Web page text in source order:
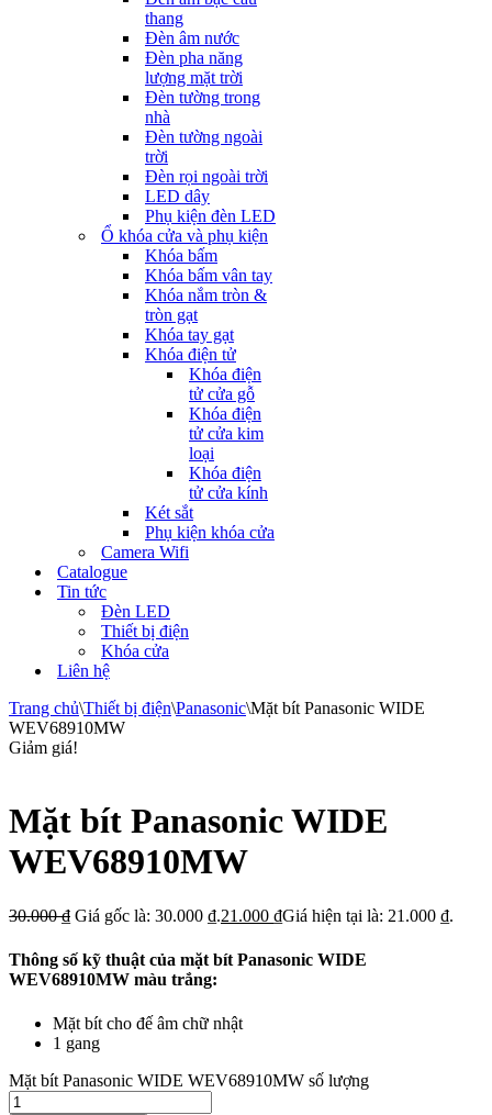
thang
Đèn âm nước
Đèn pha năng
lượng mặt trời
Đèn tường trong
nhà
Đèn tường ngoài
trời
Đèn rọi ngoài trời
LED dây
Phụ kiện đèn LED
Ổ khóa cửa và phụ kiện
Khóa bấm
Khóa bấm vân tay
Khóa nắm tròn &
tròn gạt
Khóa tay gạt
Khóa điện tử
Khóa điện
tử cửa gỗ
Khóa điện
tử cửa kim
loại
Khóa điện
tử cửa kính
Két sắt
Phụ kiện khóa cửa
Camera Wifi
Catalogue
Tin tức
Đèn LED
Thiết bị điện
Khóa cửa
Liên hệ
Trang chủ\Thiết bị điện\Panasonic\Mặt bít Panasonic WIDE
WEV68910MW
Giảm giá!
Mặt bít Panasonic WIDE
WEV68910MW
30.000₫ Giá gốc là: 30.000 ₫.21.000 ₫Giá hiện tại là: 21.000 ₫.
Thông số kỹ thuật của mặt bít Panasonic WIDE
WEV68910MW màu trắng:
Mặt bít cho đế âm chữ nhật
1 gang
Mặt bít Panasonic WIDE WEV68910MW số lượng